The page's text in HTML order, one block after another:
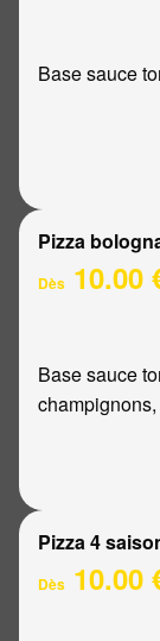
Base sauce
Pizza
Dès 10.00
Base sauce
Pizza 4
Dès 10.00